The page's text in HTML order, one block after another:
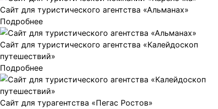
Сайт для туристического агентства «Альманах»
Подробнее
Сайт для туристического агентства «Калейдоскоп
путешествий»
Подробнее
Сайт для турагентства «Пегас Ростов»